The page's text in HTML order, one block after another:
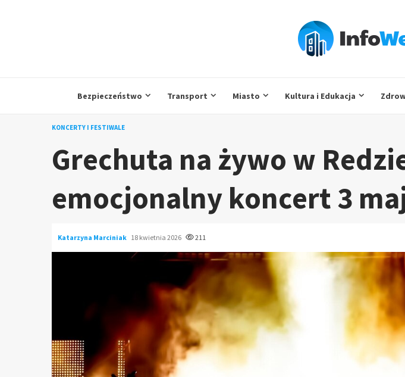
Bezpieczeństwo Transport Miasto Kultura i Edukacja
KONCERTY I FESTIWALE
Grechuta na żywo w
emocjonalny koncert 3
Katarzyna Marciniak 18 kwietnia 2026 211